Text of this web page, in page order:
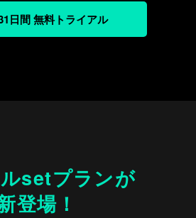
日間 無料トライアル
setプランが
登場！